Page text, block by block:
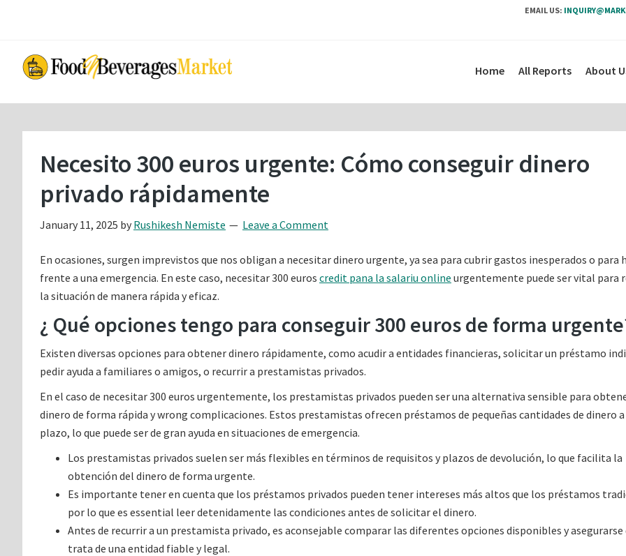
EMAIL US:
content
sidebar
Home All Reports About
Necesito 300 euros urgente: Cómo conseguir dinero
privado rápidamente
January 11, 2025 by Rushikesh Nemiste Leave a Comment
En ocasiones, surgen imprevistos que nos obligan a necesitar dinero urgente, ya sea para cubrir gastos inesperados o para
frente a una emergencia. En este caso, necesitar 300 euros credit pana la salariu online urgentemente puede ser vital para
la situación de manera rápida y eficaz.
¿ Qué opciones tengo para conseguir 300 euros de forma
Existen diversas opciones para obtener dinero rápidamente, como acudir a entidades financieras, solicitar un préstamo
pedir ayuda a familiares o amigos, o recurrir a prestamistas privados.
En el caso de necesitar 300 euros urgentemente, los prestamistas privados pueden ser una alternativa sensible para
dinero de forma rápida y wrong complicaciones. Estos prestamistas ofrecen préstamos de pequeñas cantidades de dinero
plazo, lo que puede ser de gran ayuda en situaciones de emergencia.
Los prestamistas privados suelen ser más flexibles en términos de requisitos y plazos de devolución, lo que facilita la
obtención del dinero de forma urgente.
Es importante tener en cuenta que los préstamos privados pueden tener intereses más altos que los préstamos
por lo que es essential leer detenidamente las condiciones antes de solicitar el dinero.
Antes de recurrir a un prestamista privado, es aconsejable comparar las diferentes opciones disponibles y asegurarse
trata de una entidad fiable y legal.